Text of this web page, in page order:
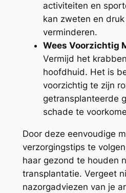
activiteiten en
kan zweten en
verminderen.
Wees Voorzichtig
Vermijd het
hoofdhuid. Het is
voorzichtig te zijn
getransplanteerde
schade te
Door deze eenvoudige
verzorgingstips te
haar gezond te houden
transplantatie. Vergeet
nazorgadviezen van je